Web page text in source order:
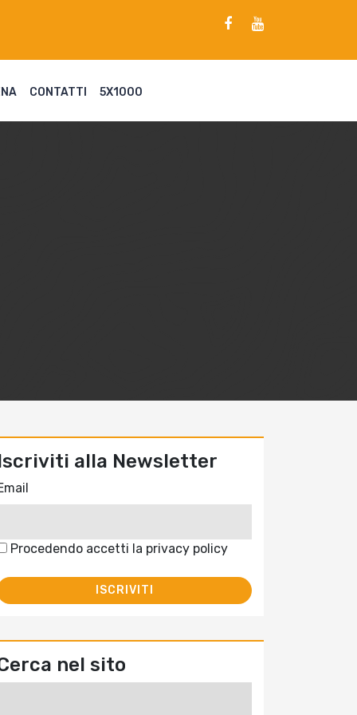
CONTATTI 5X1000
alla Newsletter
Procedendo accetti la privacy policy
nel sito